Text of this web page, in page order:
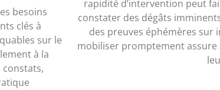
besoins
clés à
sur le
à la
rapidité d’intervention peut
constater des dégâts
des preuves éphémères sur
mobiliser promptement assure